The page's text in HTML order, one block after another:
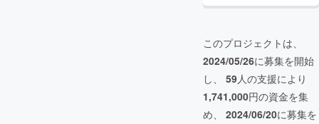
このプロジェクトは、
2024/05/26に募集を開始
し、 59人の支援により
1,741,000円の資金を集
め、 2024/06/20に募集を